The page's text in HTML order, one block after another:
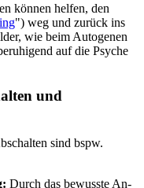
können helfen, den
") weg und zurück ins
wie beim Autogenen
auf die Psyche
und
sind bspw.
Durch das bewusste An-